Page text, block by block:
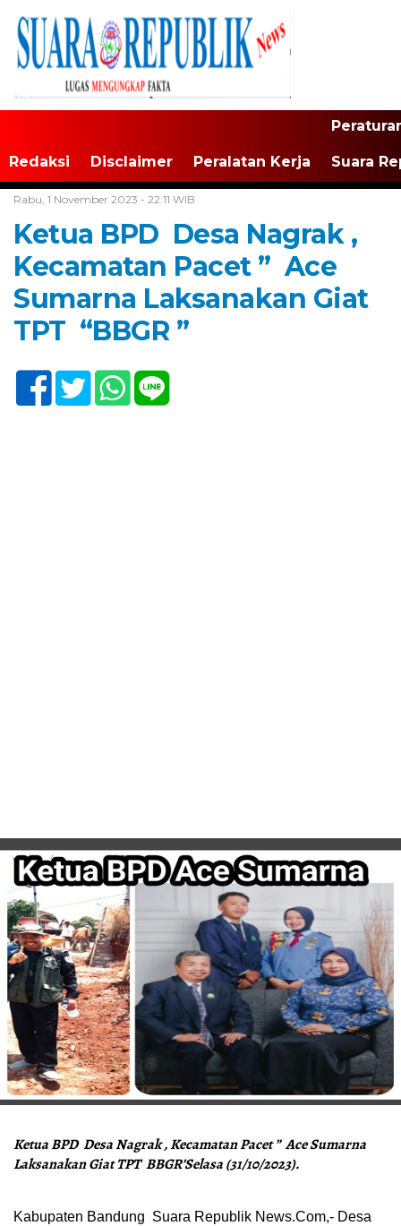
Redaksi Disclaimer Peralatan Kerja Suara
Rabu, 1 November 2023 - 22:11 WIB
Ketua BPD Desa Nagrak ,
Kecamatan Pacet ” Ace
Sumarna Laksanakan Giat
TPT “BBGR ”
Ketua BPD Desa Nagrak , Kecamatan Pacet ” Ace Sumarna
Laksanakan Giat TPT BBGR’Selasa (31/10/2023).
Kabupaten Bandung Suara Republik News.Com,- Desa